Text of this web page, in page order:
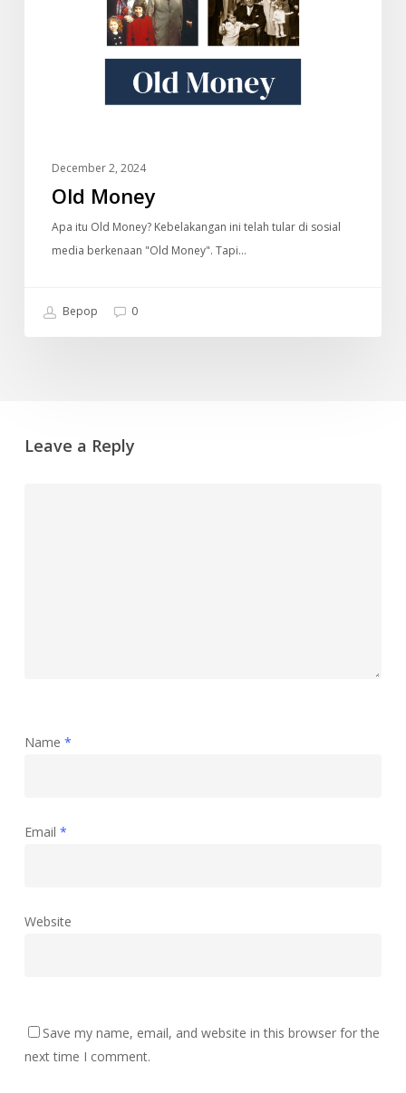
December 2, 2024
Old Money
Apa itu Old Money? Kebelakangan ini telah tular di sosial
media berkenaan "Old Money". Tapi…
Bepop 0
Leave a Reply
Name *
Email *
Website
Save my name, email, and website in this browser for the
next time I comment.